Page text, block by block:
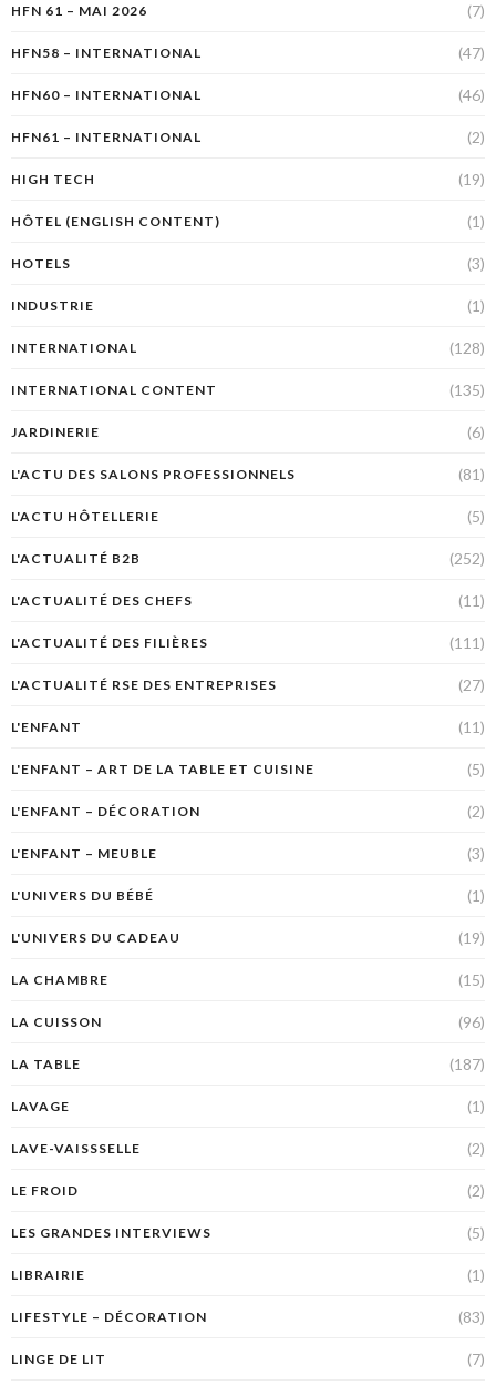
HFN 61 – MAI 2026 (7)
HFN58 – INTERNATIONAL (47)
HFN60 – INTERNATIONAL (46)
HFN61 – INTERNATIONAL (2)
HIGH TECH (19)
HÔTEL (ENGLISH CONTENT) (1)
HOTELS (3)
INDUSTRIE (1)
INTERNATIONAL (128)
INTERNATIONAL CONTENT (135)
JARDINERIE (6)
L'ACTU DES SALONS PROFESSIONNELS (81)
L'ACTU HÔTELLERIE (5)
L'ACTUALITÉ B2B (252)
L'ACTUALITÉ DES CHEFS (11)
L'ACTUALITÉ DES FILIÈRES (111)
L'ACTUALITÉ RSE DES ENTREPRISES (27)
L'ENFANT (11)
L'ENFANT – ART DE LA TABLE ET CUISINE (5)
L'ENFANT – DÉCORATION (2)
L'ENFANT – MEUBLE (3)
L'UNIVERS DU BÉBÉ (1)
L'UNIVERS DU CADEAU (19)
LA CHAMBRE (15)
LA CUISSON (96)
LA TABLE (187)
LAVAGE (1)
LAVE-VAISSSELLE (2)
LE FROID (2)
LES GRANDES INTERVIEWS (5)
LIBRAIRIE (1)
LIFESTYLE – DÉCORATION (83)
LINGE DE LIT (7)